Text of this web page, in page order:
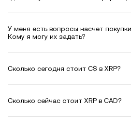
У меня есть вопросы насчет
Кому я могу их задать?
Сколько сегодня стоит C$ в XRP?
Сколько сейчас стоит XRP в CAD?